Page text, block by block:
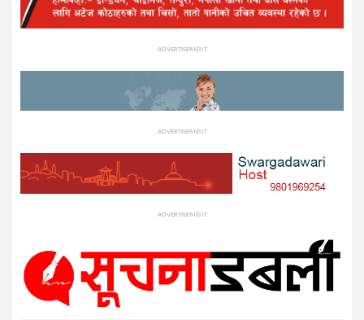
ADVERTISEMENT
ADVERTISEMENT
ADVERTISEMENT